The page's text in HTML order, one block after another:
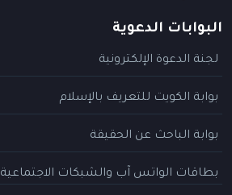
البوابات الدعوية
لجنة الدعوة الإلكترونية
بوابة الكويت للتعريف بالإسلام
بوابة الباحث عن الحقيقة
بطاقات الواتس آب والشبكات الاجتماعية